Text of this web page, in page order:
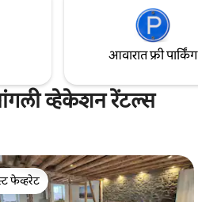
आवारात फ्री पार्किंग
व्हेकेशन रेंटल्स
फेव्हरेट
फेव्हरेट